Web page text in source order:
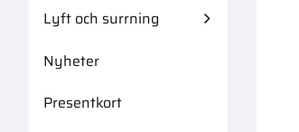
Lyft och surrning
Nyheter
Presentkort